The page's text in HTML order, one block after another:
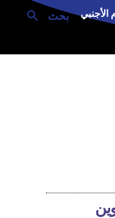
بحث الأجنبي